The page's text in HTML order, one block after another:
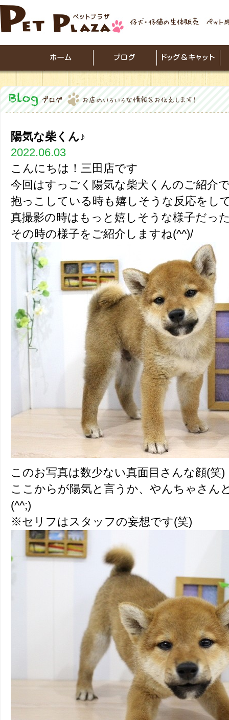
陽気な柴くん♪
2022.06.03
こんにちは！三田店です
今回はすっごく陽気な柴犬くんのご紹介
抱っこしている時も嬉しそうな反応をし
真撮影の時はもっと嬉しそうな様子だっ
その時の様子をご紹介しますね(^^)/
このお写真は数少ない真面目さんな顔(笑)
ここからが陽気と言うか、やんちゃさん
(^^;)
※セリフはスタッフの妄想です(笑)